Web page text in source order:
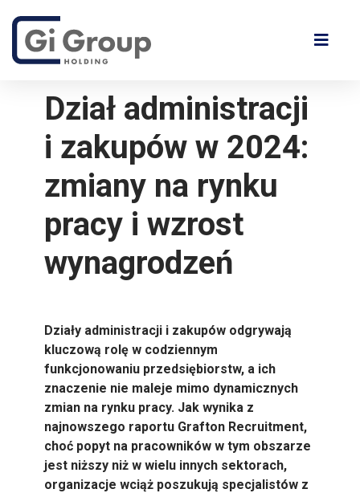
Dział administracji
i zakupów w 2024:
zmiany na rynku
pracy i wzrost
wynagrodzeń
Działy administracji i zakupów odgrywają
kluczową rolę w codziennym
funkcjonowaniu przedsiębiorstw, a ich
znaczenie nie maleje mimo dynamicznych
zmian na rynku pracy. Jak wynika z
najnowszego raportu Grafton Recruitment,
choć popyt na pracowników w tym obszarze
jest niższy niż w wielu innych sektorach,
organizacje wciąż poszukują specjalistów z